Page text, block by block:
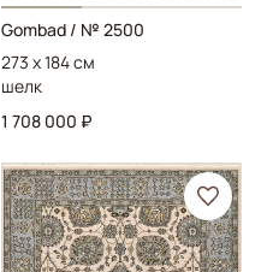
Gombad / № 2500
273 x 184 см
шелк
1 708 000 ₽